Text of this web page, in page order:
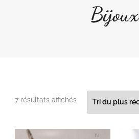
Bijoux
7 résultats affichésTrié
récent